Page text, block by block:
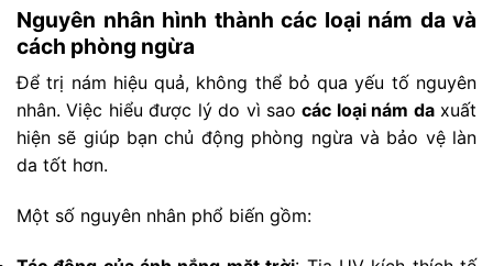
Nguyên nhân hình thành các loại nám da và
cách phòng ngừa
Để trị nám hiệu quả, không thể bỏ qua yếu tố nguyên
nhân. Việc hiểu được lý do vì saocác loại nám daxuất
hiện sẽ giúp bạn chủ động phòng ngừa và bảo vệ làn
da tốt hơn.
Một số nguyên nhân phổ biến gồm: